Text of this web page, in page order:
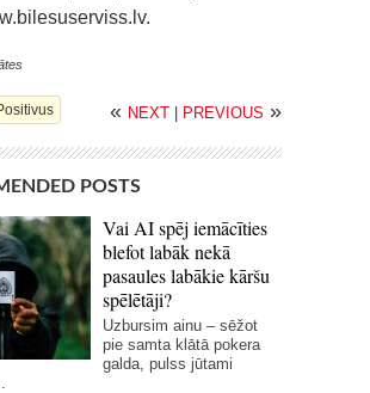
« NEXT PREVIOUS »
POSTS
Vai AI spēj iemācīties
blefot labāk nekā
pasaules labākie kāršu
spēlētāji?
Uzbursim ainu – sēžot
pie samta klātā pokera
galda, pulss jūtami